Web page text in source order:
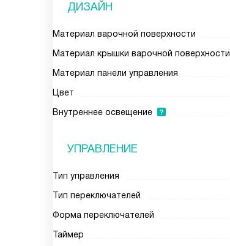
ДИЗАЙН
Материал варочной поверхности
Материал крышки варочной поверхности
Материал панели управления
Цвет
Внутреннее освещение
УПРАВЛЕНИЕ
Тип управления
Тип переключателей
Форма переключателей
Таймер